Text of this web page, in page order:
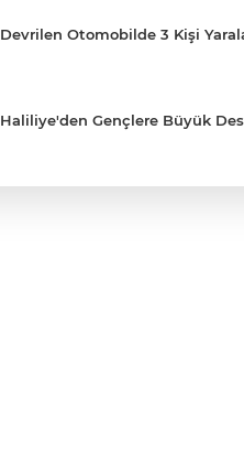
Devrilen Otomobilde 3 Kişi
Haliliye'den Gençlere Büyük